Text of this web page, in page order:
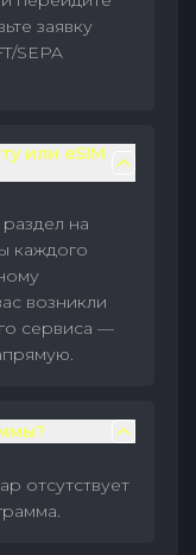
заявку
SEPA
или eSIM
на
каждого
возникли
сервиса —
отсутствует